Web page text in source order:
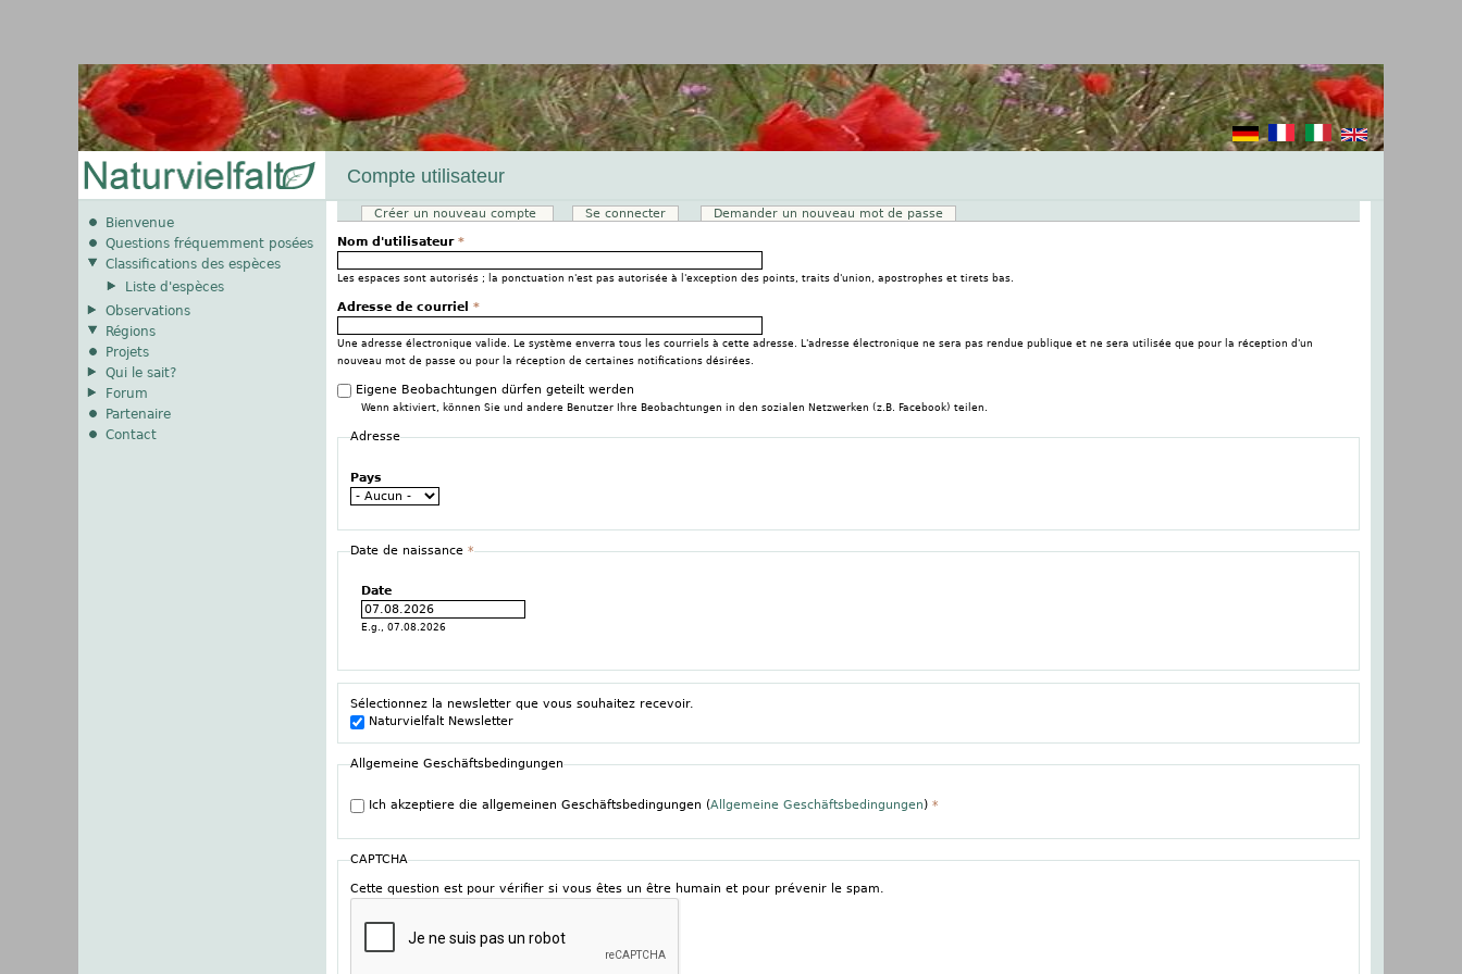
Compte utilisateur
Onglets principaux
Créer un nouveau compte (onglet actif)Se connecter
Demander un nouveau mot de passe
Nom d'utilisateur *
Les espaces sont autorisés ; la ponctuation n'est pas autorisée à l'exception des points, traits d'union, apostrophes et tirets bas.
Adresse de courriel *
Une adresse électronique valide. Le système enverra tous les courriels à cette adresse. L'adresse électronique ne sera pas rendue publique et ne sera utilisée que pour la réception d'un
nouveau mot de passe ou pour la réception de certaines notifications désirées.
Eigene Beobachtungen dürfen geteilt werden
Wenn aktiviert, können Sie und andere Benutzer Ihre Beobachtungen in den sozialen Netzwerken (z.B. Facebook) teilen.
Adresse
Pays
Date de naissance *
Date
E.g., 07.08.2026
Sélectionnez la newsletter que vous souhaitez recevoir.
Naturvielfalt Newsletter
Allgemeine Geschäftsbedingungen
Ich akzeptiere die allgemeinen Geschäftsbedingungen (Allgemeine Geschäftsbedingungen) *
CAPTCHA
Cette question est pour vérifier si vous êtes un être humain et pour prévenir le spam.
Bienvenue
Questions fréquemment posées
Classifications des espèces
Liste d'espèces
Observations
Régions
Projets
Qui le sait?
Forum
Partenaire
Contact